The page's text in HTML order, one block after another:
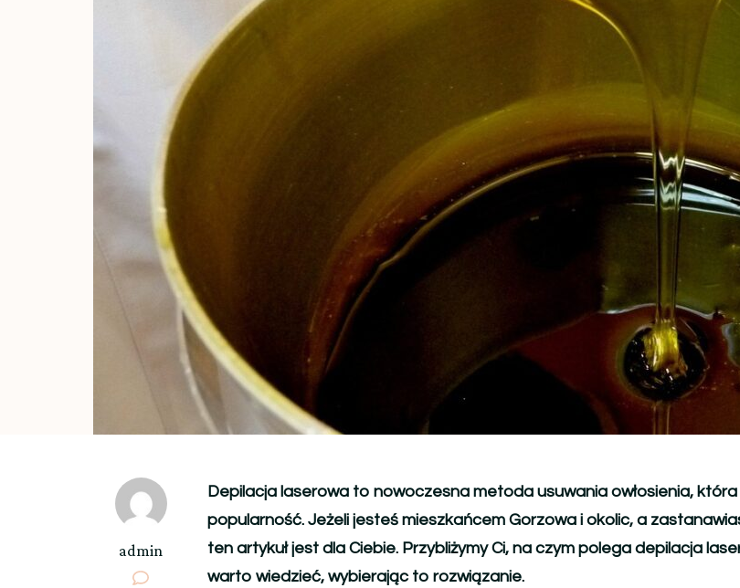
admin
Depilacja laserowa to nowoczesna metoda usuwania owłosienia,
popularność. Jeżeli jesteś mieszkańcem Gorzowa i okolic, a
ten artykuł jest dla Ciebie. Przybliżymy Ci, na czym polega depilacja
warto wiedzieć, wybierając to rozwiązanie.